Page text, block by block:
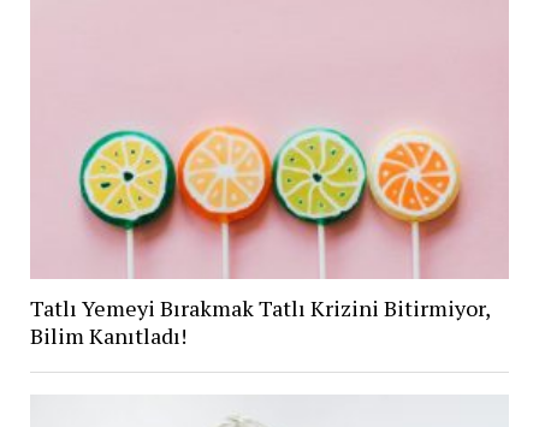
Tatlı Yemeyi Bırakmak Tatlı Krizini Bitirmiyor,
Bilim Kanıtladı!